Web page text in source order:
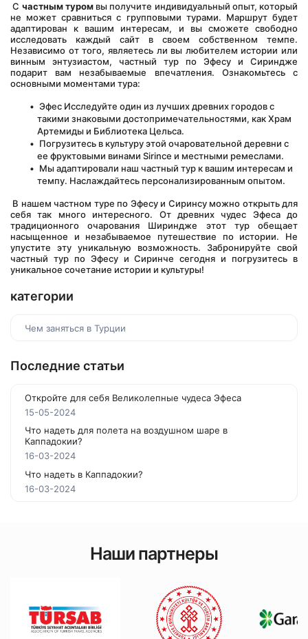
С частным туром вы получите индивидуальный опыт, который
не может сравниться с групповыми турами. Маршрут будет
адаптирован к вашим интересам, и вы сможете свободно
исследовать каждый сайт в своем собственном темпе.
Независимо от того, являетесь ли вы любителем истории или
винным энтузиастом, частный тур по Эфесу и Сириндже
подарит вам незабываемые впечатления. Ознакомьтесь с
основными моментами тура:
Эфес Исследуйте один из лучших древних городов с
такими знаковыми достопримечательностями, как Храм
Артемиды и Библиотека Цельса.
Погрузитесь в культуру этой очаровательной деревни с
ее фруктовыми винами Sirince и местными ремеслами.
Мы адаптировали наш частный тур к вашим интересам и
темпу. Наслаждайтесь персонализированным опытом.
себя так много интересного. От древних чудес Эфеса до
традиционного очарования Шириндже этот тур обещает
насыщенное и незабываемое путешествие по истории. Не
упустите эту уникальную возможность. Забронируйте свой
частный тур по Эфесу и Сиринче сегодня и погрузитесь в
уникальное сочетание истории и культуры!
категории
Чем заняться в Турции
Последние статьи
Откройте для себя Великолепные чудеса Эфеса
15-05-2024
Что надеть для полета на воздушном шаре в
Каппадокии?
16-03-2024
Что надеть в Каппадокии?
16-03-2024
Наши партнеры